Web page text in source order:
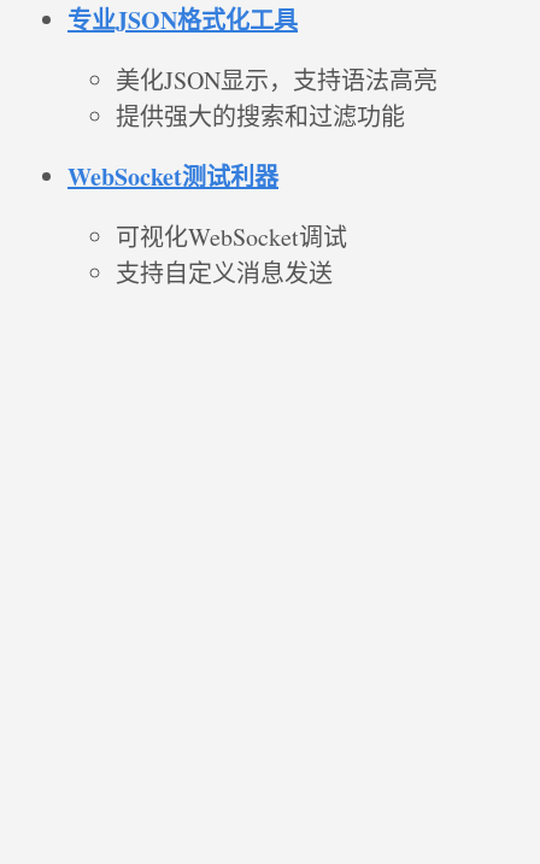
专业JSON格式化工具
美化JSON显示，支持语法高亮
提供强大的搜索和过滤功能
WebSocket测试利器
可视化WebSocket调试
支持自定义消息发送